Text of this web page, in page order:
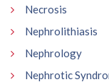
Necrosis
Nephrolithiasis
Nephrology
Nephrotic